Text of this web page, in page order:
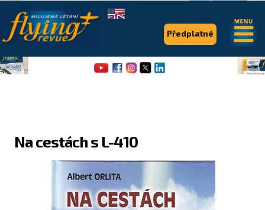
Na cestách s L-410
Předplatné
.
Flying Revue
Články